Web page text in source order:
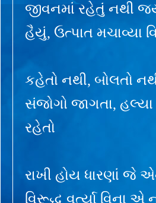
જીવનમાં રહેતું નથી
હૈયું, ઉત્પાત મચાવ્યા
કહેતો નથી, બોલતો
સંજોગો જાગતા,
રહેતો
રાખી હોય ધારણાં જે
વિરૂદ્ધ વર્ત્યા વિના એ